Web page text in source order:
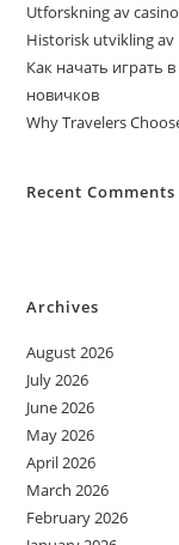
Utforskning av
Historisk utvikling
Как начать играть
новичков
Why Travelers
Recent Comments
Archives
August 2026
July 2026
June 2026
May 2026
April 2026
March 2026
February 2026